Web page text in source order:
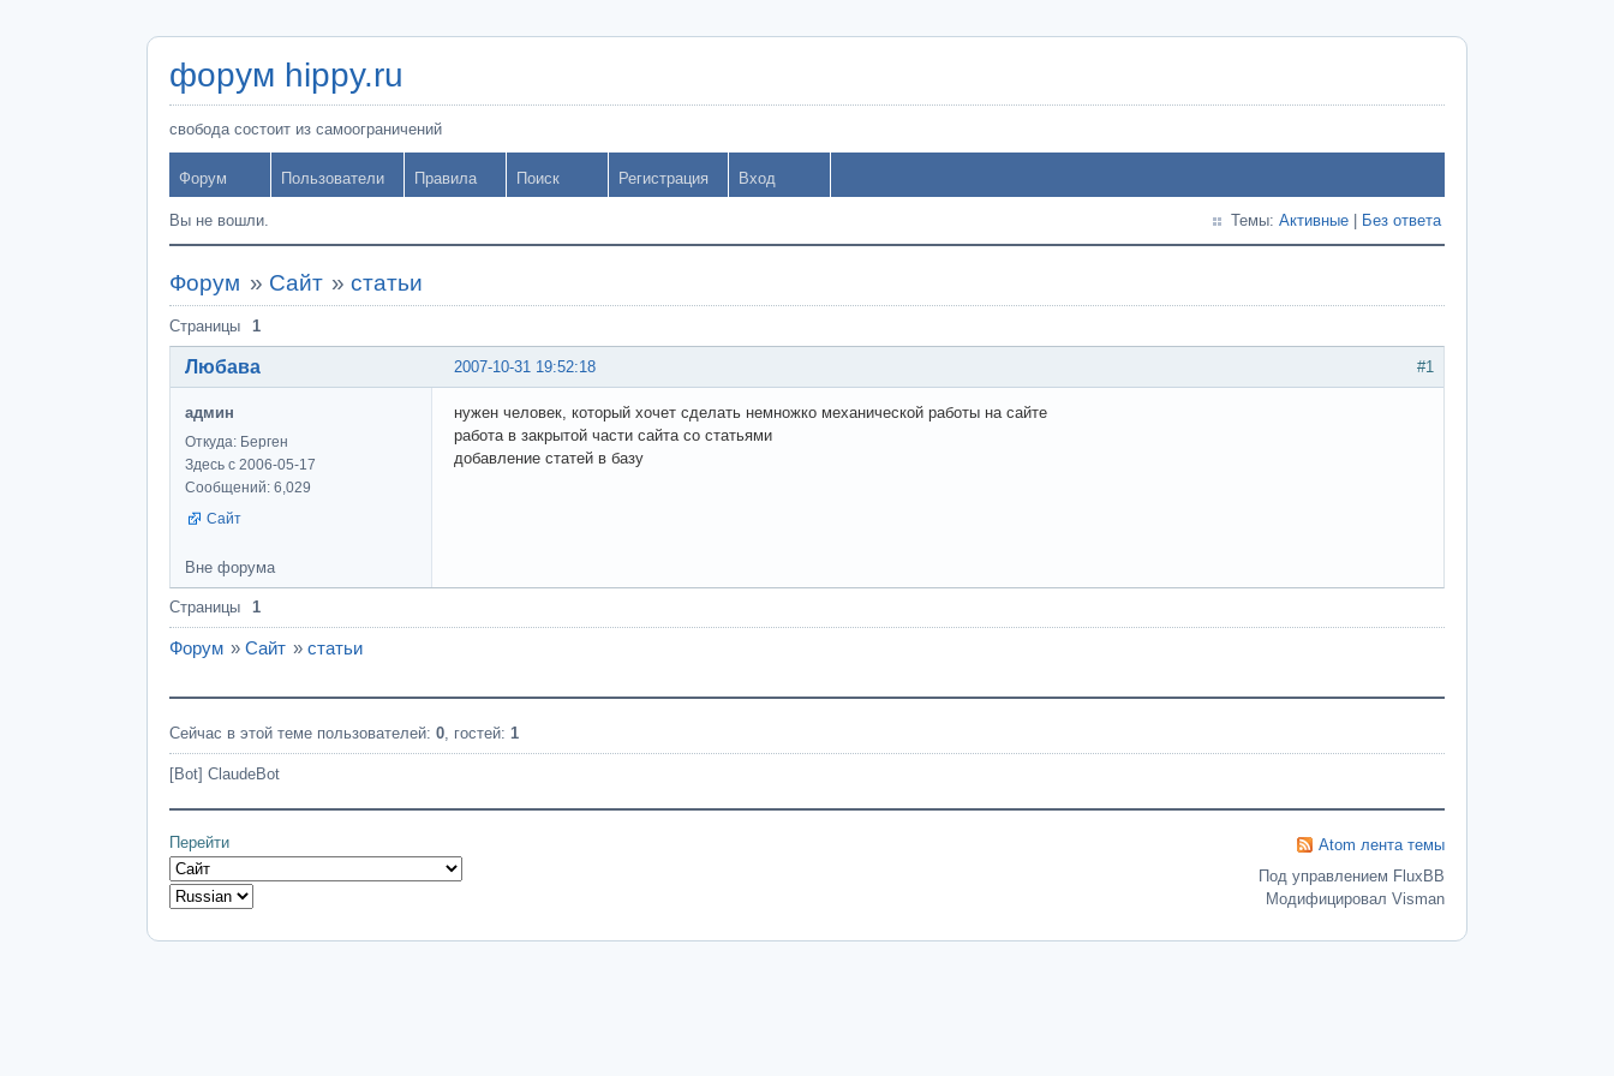
форум hippy.ru
свобода состоит из самоограничений
Форум Пользователи Правила Поиск Регистрация Вход
Вы не вошли. Темы: Активные Без ответа
Форум » Сайт »статьи
Страницы 1
#1
2007-10-31 19:52:18
Любава
админ
Откуда: Берген
Здесь с 2006-05-17
Сообщений: 6,029
Сайт
нужен человек, который хочет сделать немножко механической работы на сайте
работа в закрытой части сайта со статьями
добавление статей в базу
Вне форума
Страницы 1
Форум » Сайт » статьи
Сейчас в этой теме пользователей: 0 , гостей: 1
[Bot] ClaudeBot
Перейти
Atom лента темы
Под управлением FluxBB
Модифицировал Visman